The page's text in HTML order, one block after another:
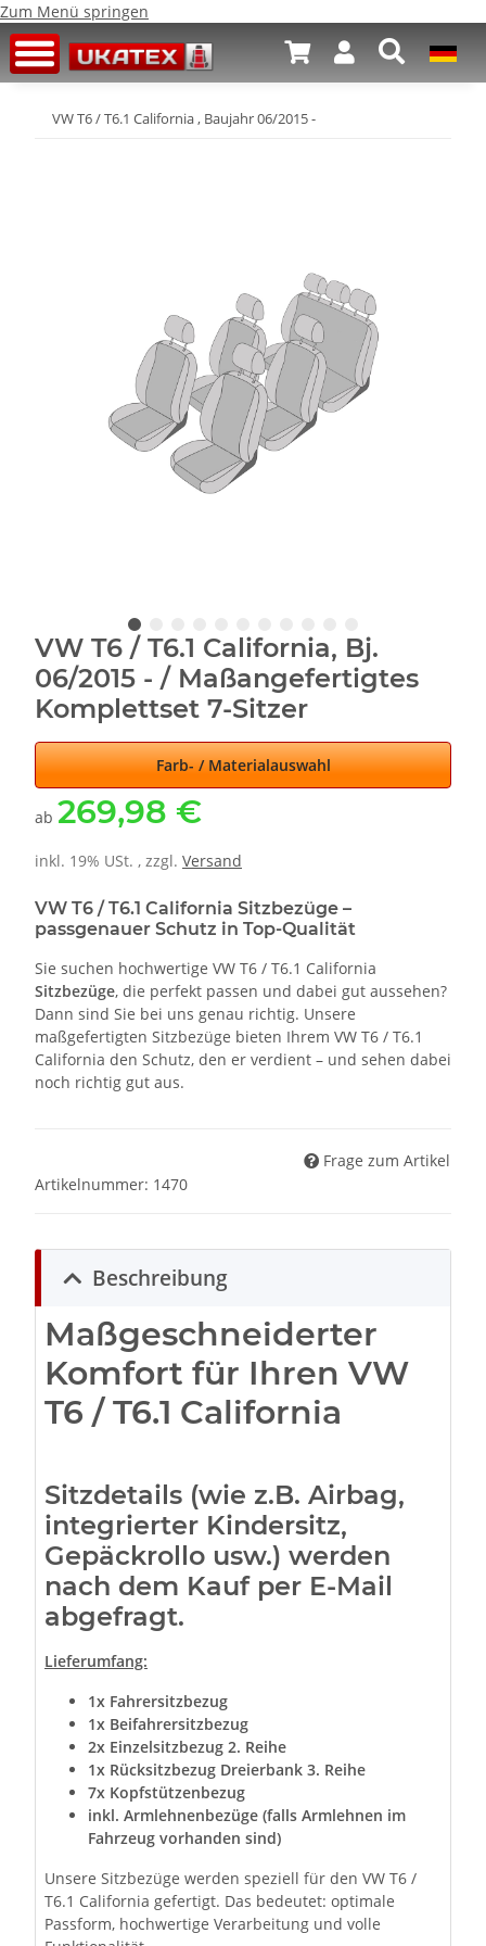
Zum Menü springen
VW T6 / T6.1 California , Baujahr 06/2015 -
VW T6 / T6.1 California, Bj.
06/2015 - / Maßangefertigtes
Komplettset 7-Sitzer
Farb- / Materialauswahl
ab 269,98 €
inkl. 19% USt. , zzgl. Versand
VW T6 / T6.1 California Sitzbezüge –
passgenauer Schutz in Top-Qualität
Sie suchen hochwertige VW T6 / T6.1 California
Sitzbezüge, die perfekt passen und dabei gut aussehen?
Dann sind Sie bei uns genau richtig. Unsere
maßgefertigten Sitzbezüge bieten Ihrem VW T6 / T6.1
California den Schutz, den er verdient – und sehen dabei
noch richtig gut aus.
Frage zum Artikel
Artikelnummer: 1470
Beschreibung
Maßgeschneiderter
Komfort für Ihren VW
T6 / T6.1 California
Sitzdetails (wie z.B. Airbag,
integrierter Kindersitz,
Gepäckrollo usw.) werden
nach dem Kauf per E-Mail
abgefragt.
Lieferumfang:
1x Fahrersitzbezug
1x Beifahrersitzbezug
2x Einzelsitzbezug 2. Reihe
1x Rücksitzbezug Dreierbank 3. Reihe
7x Kopfstützenbezug
inkl. Armlehnenbezüge (falls Armlehnen im
Fahrzeug vorhanden sind)
Unsere Sitzbezüge werden speziell für den VW T6 /
T6.1 California gefertigt. Das bedeutet: optimale
Passform, hochwertige Verarbeitung und volle